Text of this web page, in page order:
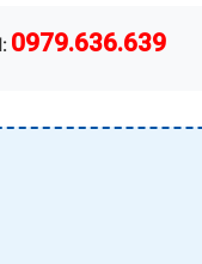
: 0979.636.639